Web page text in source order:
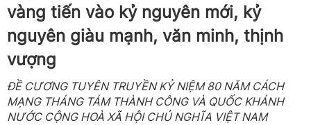
vàng tiến vào kỷ nguyên mới, kỷ
nguyên giàu mạnh, văn minh, thịnh
vượng
ĐỀ CƯƠNG TUYÊN TRUYỀN KỶ NIỆM 80 NĂM CÁCH
MẠNG THÁNG TÁM THÀNH CÔNG VÀ QUỐC KHÁNH
NƯỚC CỘNG HOÀ XÃ HỘI CHỦ NGHĨA VIỆT NAM